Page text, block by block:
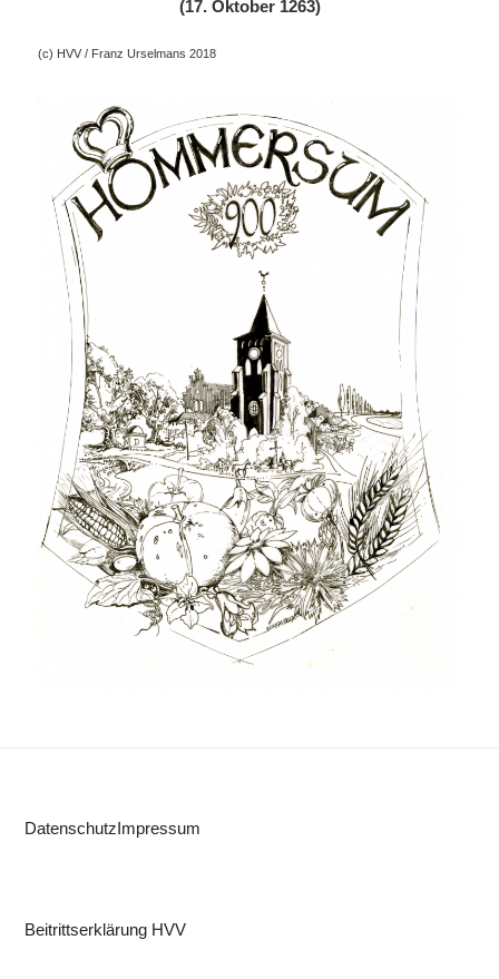
(17. Oktober 1263)
(c) HVV / Franz Urselmans 2018
DatenschutzImpressum
Beitrittserklärung HVV